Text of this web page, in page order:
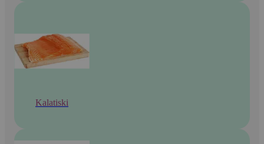
Kalatiski